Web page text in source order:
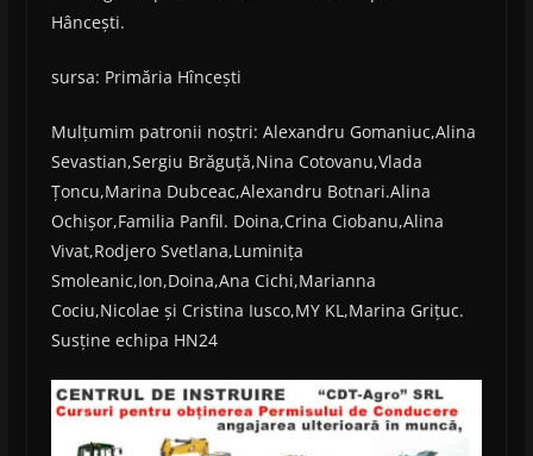
sursa: Primăria Hîncești
Mulțumim patronii noștri: Alexandru Gomaniuc,Alina
Sevastian,Sergiu Brăguță,Nina Cotovanu,Vlada
Țoncu,Marina Dubceac,Alexandru Botnari.Alina
Ochișor,Familia Panfil. Doina,Crina Ciobanu,Alina
Vivat,Rodjero Svetlana,Luminița
Smoleanic,Ion,Doina,Ana Cichi,Marianna
Cociu,Nicolae și Cristina Iusco,MY KL,Marina Grițuc.
Susține echipa HN24